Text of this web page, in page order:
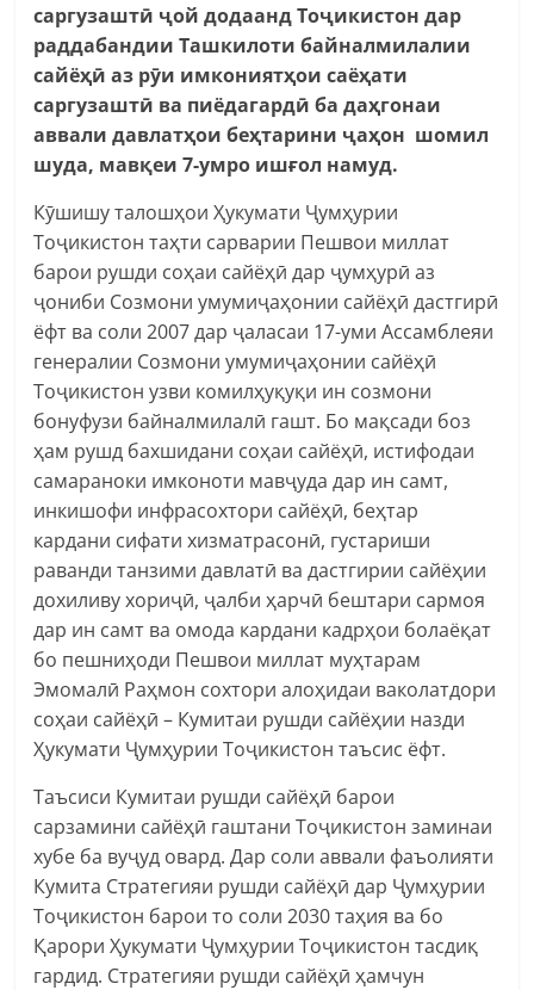
саргузаштӣ ҷой додаанд Тоҷикистон дар
раддабандии Ташкилоти байналмилалии
сайёҳӣ аз рӯи имкониятҳои саёҳати
саргузаштӣ ва пиёдагардӣ ба даҳгонаи
аввали давлатҳои беҳтарини ҷаҳон шомил
шуда, мавқеи 7-умро ишғол намуд.
Кӯшишу талошҳои Ҳукумати Ҷумҳурии
Тоҷикистон таҳти сарварии Пешвои миллат
барои рушди соҳаи сайёҳӣ дар ҷумҳурӣ аз
ҷониби Созмони умумиҷаҳонии сайёҳӣ дастгирӣ
ёфт ва соли 2007 дар ҷаласаи 17-уми Ассамблеяи
генералии Созмони умумиҷаҳонии сайёҳӣ
Тоҷикистон узви комилҳуқуқи ин созмони
бонуфузи байналмилалӣ гашт. Бо мақсади боз
ҳам рушд бахшидани соҳаи сайёҳӣ, истифодаи
самараноки имконоти мавҷуда дар ин самт,
инкишофи инфрасохтори сайёҳӣ, беҳтар
кардани сифати хизматрасонӣ, густариши
раванди танзими давлатӣ ва дастгирии сайёҳии
дохиливу хориҷӣ, ҷалби ҳарчӣ бештари сармоя
дар ин самт ва омода кардани кадрҳои болаёқат
бо пешниҳоди Пешвои миллат муҳтарам
Эмомалӣ Раҳмон сохтори алоҳидаи ваколатдори
соҳаи сайёҳӣ – Кумитаи рушди сайёҳии назди
Ҳукумати Ҷумҳурии Тоҷикистон таъсис ёфт.
Таъсиси Кумитаи рушди сайёҳӣ барои
сарзамини сайёҳӣ гаштани Тоҷикистон заминаи
хубе ба вуҷуд овард. Дар соли аввали фаъолияти
Кумита Стратегияи рушди сайёҳӣ дар Ҷумҳурии
Тоҷикистон барои то соли 2030 таҳия ва бо
Қарори Ҳукумати Ҷумҳурии Тоҷикистон тасдиқ
гардид. Стратегияи рушди сайёҳӣ ҳамчун